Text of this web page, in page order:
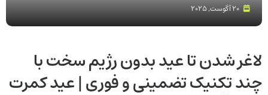
20 آگوست, 2025
لاغر شدن تا عید بدون رژیم سخت با
چند تکنیک تضمینی و فوری | عید کمرت